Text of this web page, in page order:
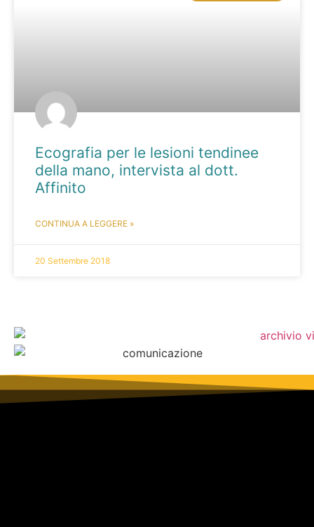
Ecografia per le lesioni tendinee
della mano, intervista al dott.
Affinito
CONTINUA A LEGGERE »
20 Settembre 2018